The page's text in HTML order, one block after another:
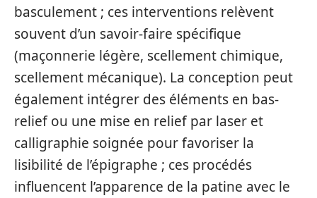
basculement ; ces interventions relèvent
souvent d’un savoir-faire spécifique
(maçonnerie légère, scellement chimique,
scellement mécanique). La conception peut
également intégrer des éléments en bas-
relief ou une mise en relief par laser et
calligraphie soignée pour favoriser la
lisibilité de l’épigraphe ; ces procédés
influencent l’apparence de la patine avec le